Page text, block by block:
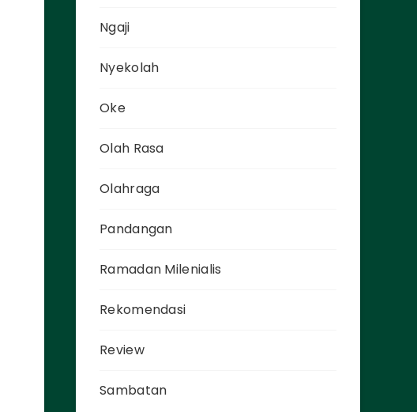
Ngaji
Nyekolah
Oke
Olah Rasa
Olahraga
Pandangan
Ramadan Milenialis
Rekomendasi
Review
Sambatan